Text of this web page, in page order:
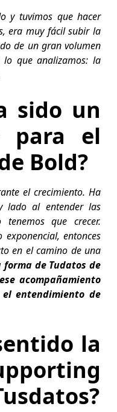
y tuvimos que hacer
era muy fácil subir la
de un gran volumen
lo que analizamos: la
sido un
para el
Bold?
el crecimiento. Ha
lado al entender las
que crecer.
entonces
en el camino de una
forma de Tudatos de
acompañamiento
entendimiento de
la